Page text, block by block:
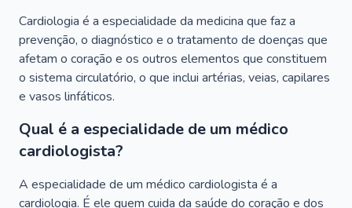
Cardiologia é a especialidade da medicina que faz a
prevenção, o diagnóstico e o tratamento de doenças que
afetam o coração e os outros elementos que constituem
o sistema circulatório, o que inclui artérias, veias, capilares
e vasos linfáticos.
Qual é a especialidade de um médico
cardiologista?
A especialidade de um médico cardiologista é a
cardiologia. É ele quem cuida da saúde do coração e dos